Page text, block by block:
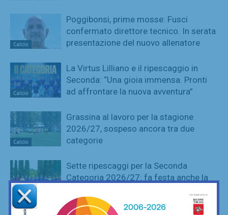
Calcio
Poggibonsi, prime mosse: Fusci
confermato direttore tecnico. In serata
presentazione del nuovo allenatore
Calcio
La Virtus Lilliano e il ripescaggio in
Seconda: “Una gioia immensa. Pronti
ad affrontare la nuova avventura”
Calcio
Grassina al lavoro per la stagione
2026/27, sospeso ancora tra due
categorie
Calcio
Sette ripescaggi per la Seconda
Categoria 2026/27: fa festa anche la